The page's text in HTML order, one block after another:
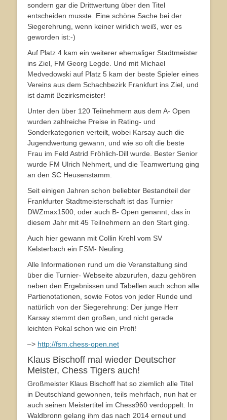
sondern gar die Drittwertung über den Titel
entscheiden musste. Eine schöne Sache bei der
Siegerehrung, wenn keiner wirklich weiß, wer es
geworden ist:-)
Auf Platz 4 kam ein weiterer ehemaliger Stadtmeister
ins Ziel, FM Georg Legde. Und mit Michael
Medvedowski auf Platz 5 kam der beste Spieler eines
Vereins aus dem Schachbezirk Frankfurt ins Ziel, und
ist damit Bezirksmeister!
Unter den über 120 Teilnehmern aus dem A- Open
wurden zahlreiche Preise in Rating- und
Sonderkategorien verteilt, wobei Karsay auch die
Jugendwertung gewann, und wie so oft die beste
Frau im Feld Astrid Fröhlich-Dill wurde. Bester Senior
wurde FM Ulrich Nehmert, und die Teamwertung ging
an den SC Heusenstamm.
Seit einigen Jahren schon beliebter Bestandteil der
Frankfurter Stadtmeisterschaft ist das Turnier
DWZmax1500, oder auch B- Open genannt, das in
diesem Jahr mit 45 Teilnehmern an den Start ging.
Auch hier gewann mit Collin Krehl vom SV
Kelsterbach ein FSM- Neuling.
Alle Informationen rund um die Veranstaltung sind
über die Turnier- Webseite abzurufen, dazu gehören
neben den Ergebnissen und Tabellen auch schon alle
Partienotationen, sowie Fotos von jeder Runde und
natürlich von der Siegerehrung: Der junge Herr
Karsay stemmt den großen, und nicht gerade
leichten Pokal schon wie ein Profi!
–> http://fsm.chess-open.net
Klaus Bischoff mal wieder Deutscher
Meister, Chess Tigers auch!
Großmeister Klaus Bischoff hat so ziemlich alle Titel
in Deutschland gewonnen, teils mehrfach, nun hat er
auch seinen Meistertitel im Chess960 verdoppelt. In
Waldbronn gelang ihm das nach 2014 erneut und